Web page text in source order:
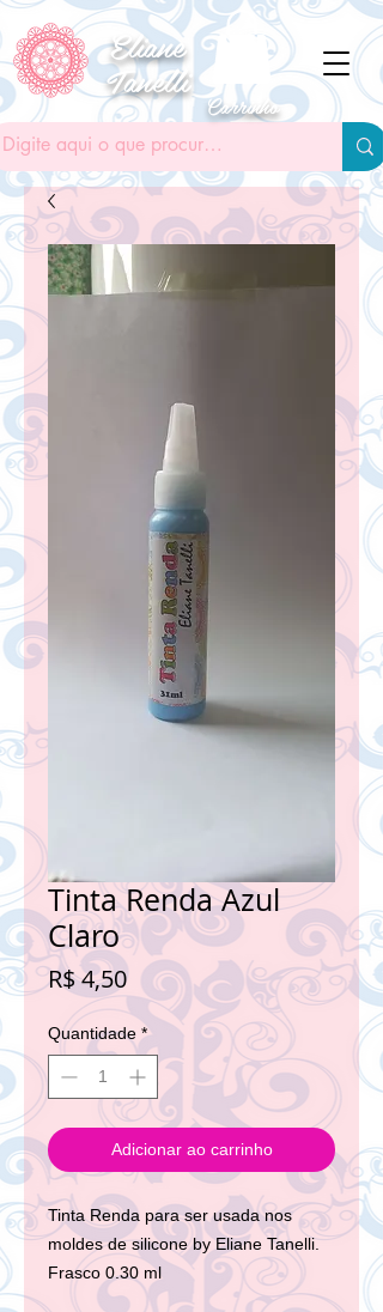
Eliane
Tanelli Carrinho
Tinta Renda Azul
Claro
R$ 4,50Preço
Quantidade *
Adicionar ao carrinho
Tinta Renda para ser usada nos
moldes de silicone by Eliane Tanelli.
Frasco 0.30 ml